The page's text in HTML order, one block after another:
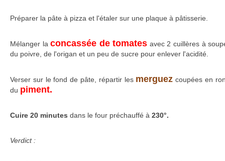
Préparer la pâte à pizza et l'étaler sur une plaque à pâtisserie.
Mélanger laconcassée de tomates avec 2 cuillères à
du poivre, de l'origan et un peu de sucre pour enlever l'acidité.
Verser sur le fond de pâte, répartir les merguez coupées en
du piment.
Cuire 20 minutes dans le four préchauffé à 230°.
Verdict :